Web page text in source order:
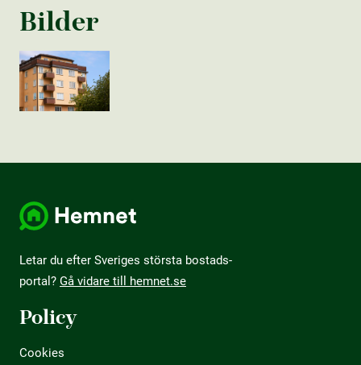
Bilder
Letar du efter Sveriges största bostads­
portal? Gå vidare till hemnet.se
Policy
Cookies